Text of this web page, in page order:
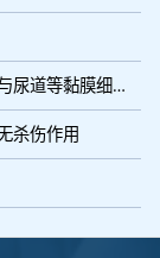
为什么某些细菌容易黏附定植在呼吸道、消化道与尿道等黏膜细胞表面
杀伤作用